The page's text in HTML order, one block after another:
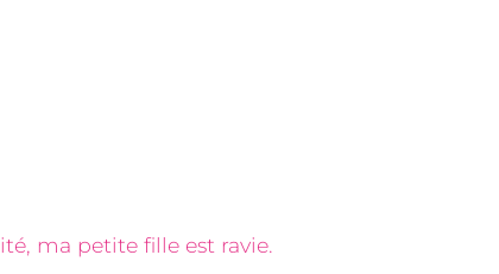
ma petite fille est ravie.